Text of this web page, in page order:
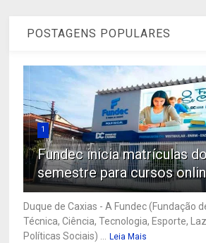
POSTAGENS POPULARES
1
Fundec inicia matrículas
semestre para cursos
Duque de Caxias - A Fundec (Fundação
Técnica, Ciência, Tecnologia, Esporte,
Políticas Sociais) ...
Leia Mais